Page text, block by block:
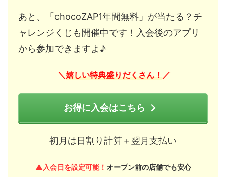
あと、「chocoZAP1年間無料」が当たる？チ
ャレンジくじも開催中です！入会後のアプリ
から参加できますよ♪
＼ 嬉しい特典盛りだくさん！ ／
お得に入会はこちら
初月は日割り計算＋翌月支払い
▲入会日を設定可能！ オープン前の店舗でも安心